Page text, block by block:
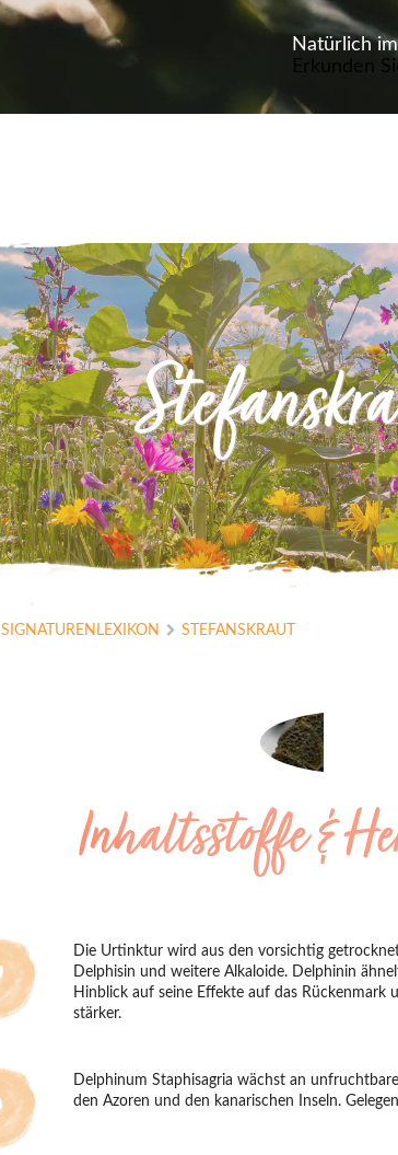
Natürlich
Erkunden
SIGNATURENLEXIKON STEFANSKRAUT
Inhaltsstoffe &
Die Urtinktur wird aus den vorsichtig
Delphisin und weitere Alkaloide. Delphinin
Hinblick auf seine Effekte auf das Rückenmark
stärker.
Delphinum Staphisagria wächst an
den Azoren und den kanarischen Inseln.